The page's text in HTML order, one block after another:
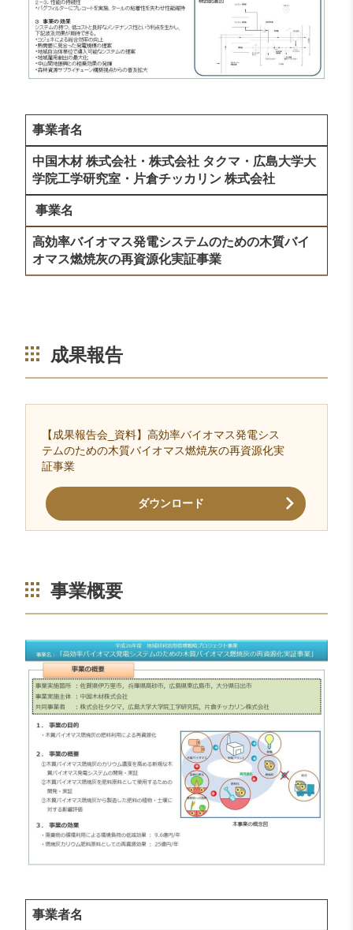
事業者名
中国木材 株式会社・株式会社 タクマ・広島大学大
学院工学研究室・片倉チッカリン 株式会社
事業名
高効率バイオマス発電システムのための木質バイ
オマス燃焼灰の再資源化実証事業
成果報告
【成果報告会_資料】高効率バイオマス発電シス
テムのための木質バイオマス燃焼灰の再資源化実
証事業
ダウンロード
事業概要
事業者名